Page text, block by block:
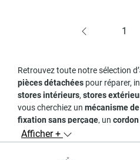
1
Retrouvez toute notre sélection d’
pièces détachées pour réparer,
stores intérieurs, stores
vous cherchiez un mécanisme
fixation sans perçage, un
unkit de réparation
compatible avec tous types
Afficher +